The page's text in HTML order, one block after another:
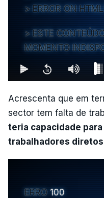
ERROR ON
ESTE
MOMENTO
Acrescenta que em
sector tem falta de
teria capacidade
trabalhadores diretos
ERRO 100